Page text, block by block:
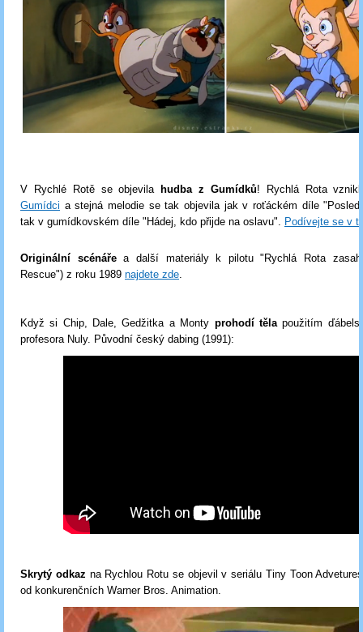
V Rychlé Rotě se objevilahudba z Gumídků! Rychlá Rota
Gumídci a stejná melodie se tak objevila jak v roťáckém díle
tak v gumídkovském díle "Hádej, kdo přijde na oslavu". Podívejte se v
Originální scénářea další materiály k pilotu "Rychlá Rota
Rescue") z roku 1989 najdete zde
Když si Chip, Dale, Gedžitka a Monty prohodí tělapoužitím
profesora Nuly. Původní český dabing (1991):
Skrytý odkaz na Rychlou Rotu se objevil v seriálu Tiny Toon
od konkurenčních Warner Bros. Animation.